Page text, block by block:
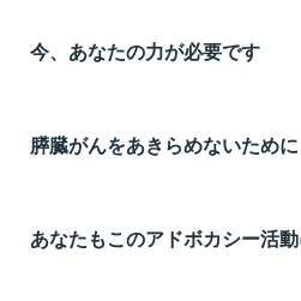
今、あなたの力が必要です
膵臓がんをあきらめないために
あなたもこのアドボカシー活